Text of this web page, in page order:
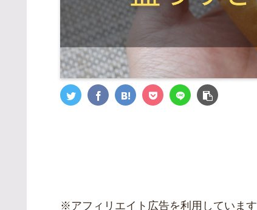
※アフィリエイト広告を利用しています